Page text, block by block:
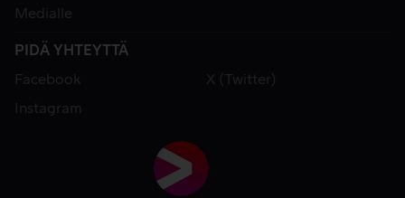
Medialle
PIDÄ YHTEYTTÄ
Facebook
X (Twitter)
Instagram